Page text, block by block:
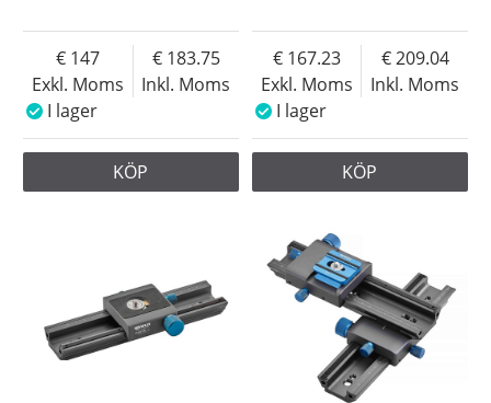
Exkl. Moms
147
Inkl. Moms
183.75
I lager
KÖP
Exkl. Moms
167.23
Inkl. Moms
209.04
I lager
KÖP